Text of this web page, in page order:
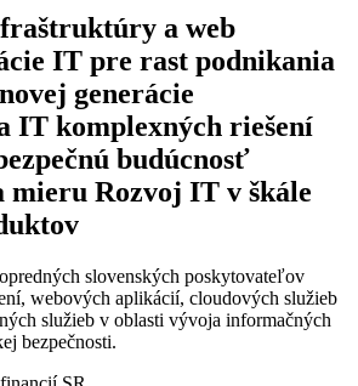
a web
IT pre rast podnikania
generácie
IT komplexných riešení
budúcnosť
mieru Rozvoj IT v škále
slovenských poskytovateľov
webových aplikácií, cloudových služieb
služieb v oblasti vývoja informačných
bezpečnosti.